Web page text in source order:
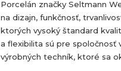
Porcelán značky Seltmann
na dizajn, funkčnosť,
ktorých vysoký štandard
a flexibilita sú pre spoločnosť
výrobných techník, ktoré sa